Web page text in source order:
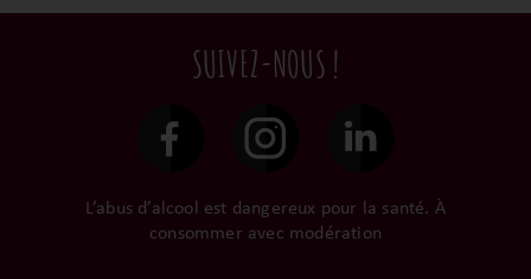
SUIVEZ-NOUS !
L’abus d’alcool est dangereux pour la santé. À
consommer avec modération